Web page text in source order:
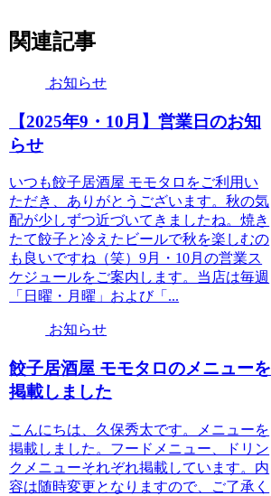
関連記事
お知らせ
【2025年9・10月】営業日のお知
らせ
いつも餃子居酒屋 モモタロをご利用い
ただき、ありがとうございます。秋の気
配が少しずつ近づいてきましたね。焼き
たて餃子と冷えたビールで秋を楽しむの
も良いですね（笑）9月・10月の営業ス
ケジュールをご案内します。当店は毎週
「日曜・月曜」および「...
お知らせ
餃子居酒屋 モモタロのメニューを
掲載しました
こんにちは、久保秀太です。メニューを
掲載しました。フードメニュー、ドリン
クメニューそれぞれ掲載しています。内
容は随時変更となりますので、ご了承く